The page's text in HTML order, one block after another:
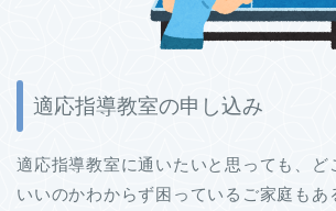
適応指導教室の申し込み
適応指導教室に通いたいと思っても、ど
いいのかわからず困っているご家庭もあ